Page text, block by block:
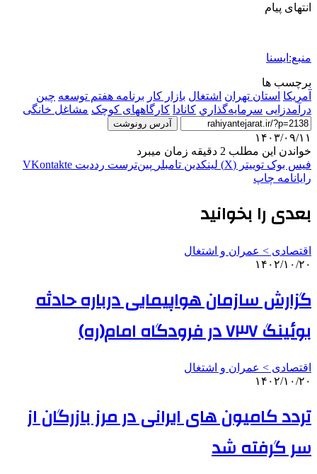
انتهای پیام
منبع:ایسنا
برچسب ها
آمريكا استان تهران اشتغال بازار کار برنامه هفتم توسعه چین
درآمدزایی سرمايه‌گذاري كانادا کارگاههای کوچک مشاغل خانگی
آدرس رونوشت
۱۴۰۳/۰۹/۱۱
خواندن این مطلب 2 دقیقه زمان میبرد
فیس بوک توییتر (X) لینکدین ‫تامبلر ‫پین‌ترست ‫رددیت ‫VKontakte
رایانامه چاپ
بعدی را بخوانید
اقتصادی > عمران و اشتغال
۱۴۰۲/۱۰/۲۰
گزارش سازمان هواپیمایی درباره حادثه
بوئینگ ۷۳۷ در فرودگاه امام(ره)
اقتصادی > عمران و اشتغال
۱۴۰۲/۱۰/۲۰
تردد کامیون های ایرانی در مرز بازرگان از
سر گرفته شد